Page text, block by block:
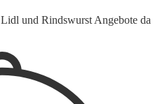
und Rindswurst Angebote da